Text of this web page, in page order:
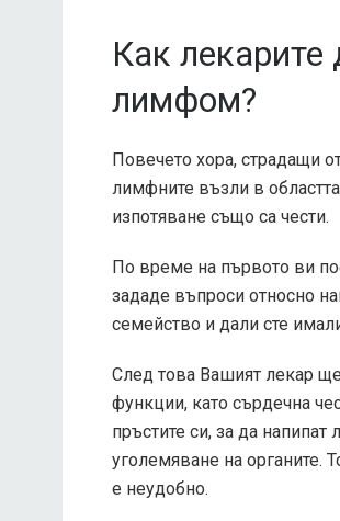
Как лекарите
лимфом?
Повечето хора, страдащи
лимфните възли в
изпотяване също са чести.
По време на първото ви
зададе въпроси относно
семейство и дали сте
След това Вашият лекар
функции, като сърдечна
пръстите си, за да
уголемяване на
е неудобно.